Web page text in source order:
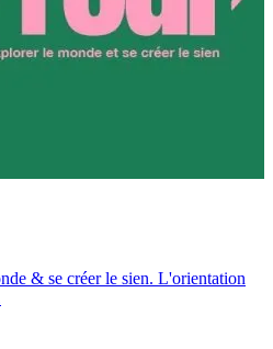
& se créer le sien. L'orientation